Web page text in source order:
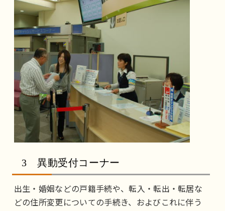
3 異動受付コーナー
出生・婚姻などの戸籍手続や、転入・転出・転居な
どの住所変更についての手続き、およびこれに伴う